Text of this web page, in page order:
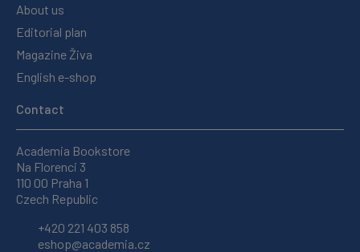
About us
Editorial plan
Magazine Živa
English e-shop
Contact
Academia Bookstore
Na Florenci 3
110 00 Praha 1
Czech Republic
+420 221 403 858
eshop@academia.cz